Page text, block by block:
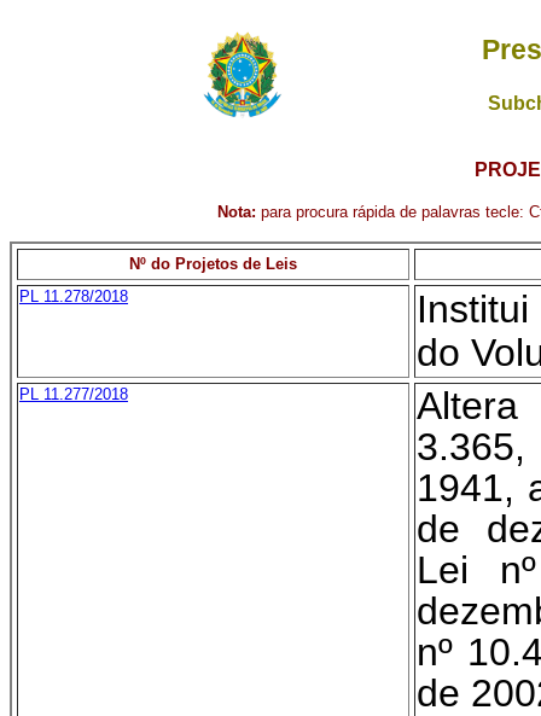
Nota: para procura rápida de palavras tecle:
Nº do Projetos de Leis
PL 11.278/2018
do
PL 11.277/2018
1941,
de
Lei
nº
de